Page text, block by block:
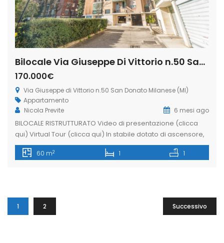
Bilocale Via Giuseppe Di Vittorio n.50 San Donato Milanese (Rif. SDIFN99)
170.000€
Via Giuseppe di Vittorio n.50 San Donato Milanese (MI)
Appartamento
Nicola Previte
6 mesi ago
BILOCALE RISTRUTTURATO Video di presentazione (clicca
qui) Virtual Tour (clicca qui) In stabile dotato di ascensore,
proponiamo BILOCALE di 60 mq ca. posto al 4° piano
COMPLETAMENTE RISTRUTTURATO, composto da un comodo
solaio. […]
60 m2 1 1
1 2 Successivo